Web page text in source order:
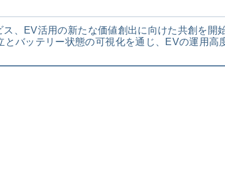
、EV活用の新たな価値創出に向けた共創を開
バッテリー状態の可視化を通じ、EVの運用高